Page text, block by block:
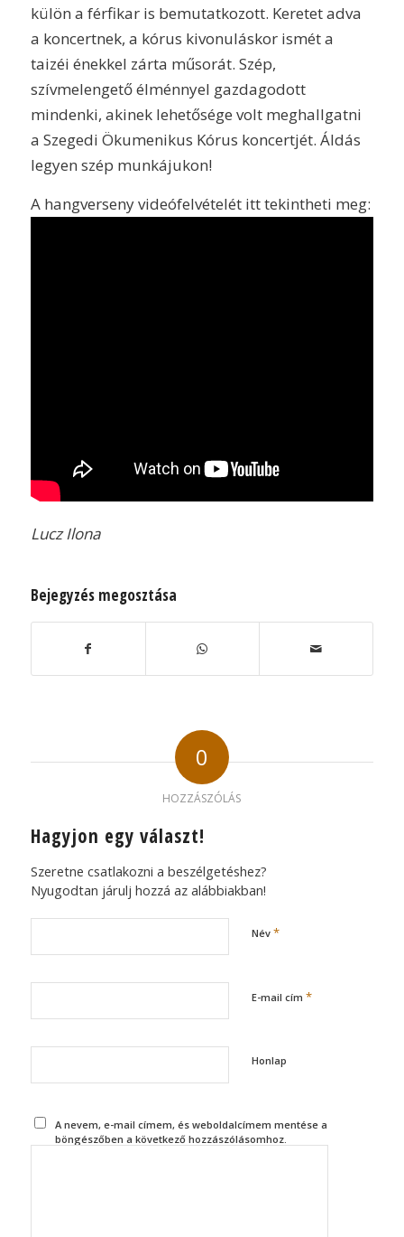
külön a férfikar is bemutatkozott. Keretet adva
a koncertnek, a kórus kivonuláskor ismét a
taizéi énekkel zárta műsorát. Szép,
szívmelengető élménnyel gazdagodott
mindenki, akinek lehetősége volt meghallgatni
a Szegedi Ökumenikus Kórus koncertjét. Áldás
legyen szép munkájukon!
A hangverseny videófelvételét itt tekintheti meg:
Lucz Ilona
Bejegyzés megosztása
0
HOZZÁSZÓLÁS
Hagyjon egy választ!
Szeretne csatlakozni a beszélgetéshez?
Nyugodtan járulj hozzá az alábbiakban!
Név *
E-mail cím *
Honlap
A nevem, e-mail címem, és weboldalcímem mentése a
böngészőben a következő hozzászólásomhoz.